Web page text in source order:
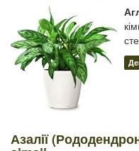
Азалії